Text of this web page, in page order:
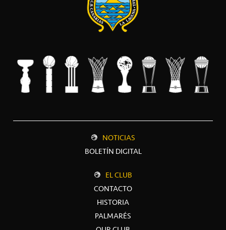
NOTICIAS
BOLETÍN DIGITAL
EL CLUB
CONTACTO
HISTORIA
PALMARÉS